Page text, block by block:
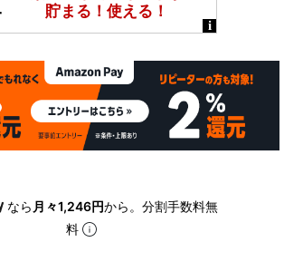
なら 月々1,246円から。分割手数料無
料